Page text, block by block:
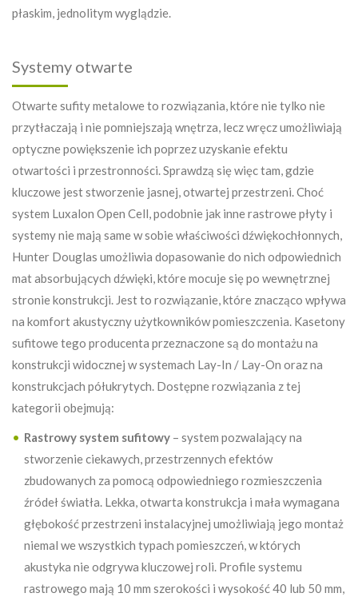
płaskim, jednolitym wyglądzie.
Systemy otwarte
Otwarte sufity metalowe to rozwiązania, które nie tylko nie
przytłaczają i nie pomniejszają wnętrza, lecz wręcz umożliwiają
optyczne powiększenie ich poprzez uzyskanie efektu
otwartości i przestronności. Sprawdzą się więc tam, gdzie
kluczowe jest stworzenie jasnej, otwartej przestrzeni. Choć
system Luxalon Open Cell, podobnie jak inne rastrowe płyty i
systemy nie mają same w sobie właściwości dźwiękochłonnych,
Hunter Douglas umożliwia dopasowanie do nich odpowiednich
mat absorbujących dźwięki, które mocuje się po wewnętrznej
stronie konstrukcji. Jest to rozwiązanie, które znacząco wpływa
na komfort akustyczny użytkowników pomieszczenia. Kasetony
sufitowe tego producenta przeznaczone są do montażu na
konstrukcji widocznej w systemach Lay-In / Lay-On oraz na
konstrukcjach półukrytych. Dostępne rozwiązania z tej
kategorii obejmują:
Rastrowy system sufitowy – system pozwalający na
stworzenie ciekawych, przestrzennych efektów
zbudowanych za pomocą odpowiedniego rozmieszczenia
źródeł światła. Lekka, otwarta konstrukcja i mała wymagana
głębokość przestrzeni instalacyjnej umożliwiają jego montaż
niemal we wszystkich typach pomieszczeń, w których
akustyka nie odgrywa kluczowej roli. Profile systemu
rastrowego mają 10 mm szerokości i wysokość 40 lub 50 mm,